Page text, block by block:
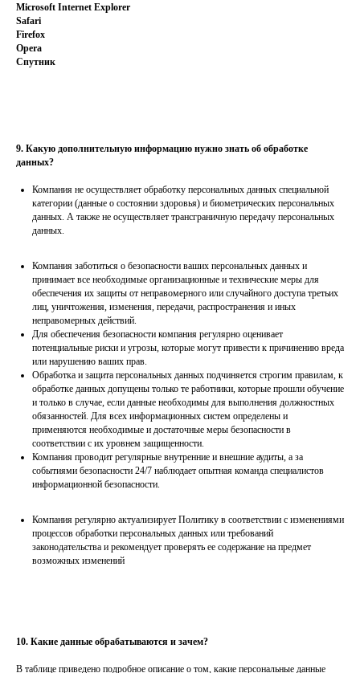
Microsoft Internet Explorer
Safari
Firefox
Opera
Спутник
9. Какую дополнительную информацию нужно знать об обработке
данных?
Компания не осуществляет обработку персональных данных специальной
категории (данные о состоянии здоровья) и биометрических персональных
данных. А также не осуществляет трансграничную передачу персональных
данных.
Компания заботиться о безопасности ваших персональных данных и
принимает все необходимые организационные и технические меры для
обеспечения их защиты от неправомерного или случайного доступа третьих
лиц, уничтожения, изменения, передачи, распространения и иных
неправомерных действий.
Для обеспечения безопасности компания регулярно оценивает
потенциальные риски и угрозы, которые могут привести к причинению вреда
или нарушению ваших прав.
Обработка и защита персональных данных подчиняется строгим правилам, к
обработке данных допущены только те работники, которые прошли обучение
и только в случае, если данные необходимы для выполнения должностных
обязанностей. Для всех информационных систем определены и
применяются необходимые и достаточные меры безопасности в
соответствии с их уровнем защищенности.
Компания проводит регулярные внутренние и внешние аудиты, а за
событиями безопасности 24/7 наблюдает опытная команда специалистов
информационной безопасности.
Компания регулярно актуализирует Политику в соответствии с изменениями
процессов обработки персональных данных или требований
законодательства и рекомендует проверять ее содержание на предмет
возможных изменений
10. Какие данные обрабатываются и зачем?
В таблице приведено подробное описание о том, какие персональные данные